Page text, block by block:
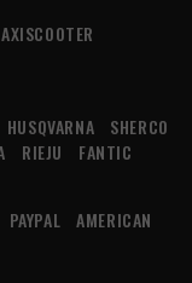
HUSQVARNA
SHERCO
RIEJU
FANTIC
PAYPAL
AMERICAN